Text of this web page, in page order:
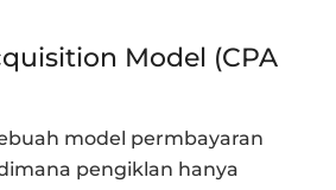
Model (CPA
model permbayaran
pengiklan hanya